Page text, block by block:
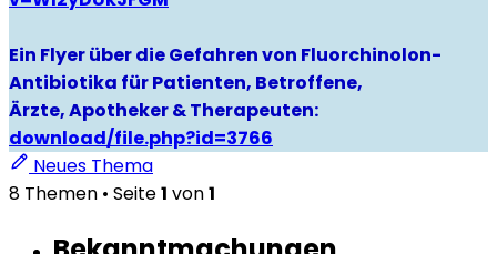
Ein Flyer über die Gefahren von Fluorchinolon-
Antibiotika für Patienten, Betroffene,
Ärzte, Apotheker & Therapeuten:
download/file.php?id=3766
Neues Thema
8 Themen • Seite1 von1